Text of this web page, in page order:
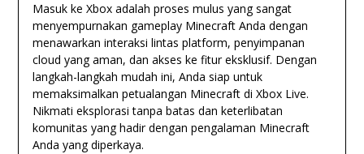
Masuk ke Xbox adalah proses mulus yang sangat
menyempurnakan gameplay Minecraft Anda dengan
menawarkan interaksi lintas platform, penyimpanan
cloud yang aman, dan akses ke fitur eksklusif. Dengan
langkah-langkah mudah ini, Anda siap untuk
memaksimalkan petualangan Minecraft di Xbox Live.
Nikmati eksplorasi tanpa batas dan keterlibatan
komunitas yang hadir dengan pengalaman Minecraft
Anda yang diperkaya.